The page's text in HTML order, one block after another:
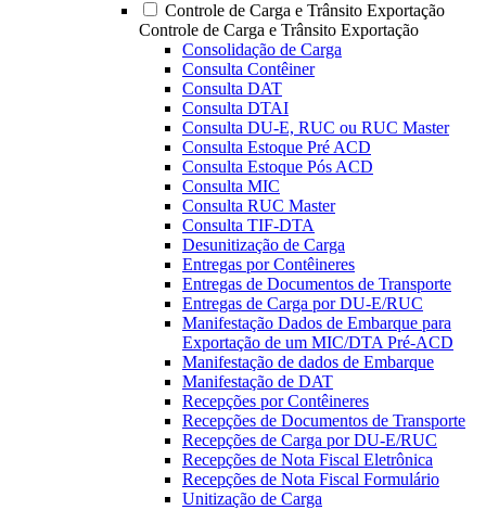
Controle de Carga e Trânsito Exportação
Controle de Carga e Trânsito Exportação
Consolidação de Carga
Consulta Contêiner
Consulta DAT
Consulta DTAI
Consulta DU-E, RUC ou RUC Master
Consulta Estoque Pré ACD
Consulta Estoque Pós ACD
Consulta MIC
Consulta RUC Master
Consulta TIF-DTA
Desunitização de Carga
Entregas por Contêineres
Entregas de Documentos de Transporte
Entregas de Carga por DU-E/RUC
Manifestação Dados de Embarque para
Exportação de um MIC/DTA Pré-ACD
Manifestação de dados de Embarque
Manifestação de DAT
Recepções por Contêineres
Recepções de Documentos de Transporte
Recepções de Carga por DU-E/RUC
Recepções de Nota Fiscal Eletrônica
Recepções de Nota Fiscal Formulário
Unitização de Carga